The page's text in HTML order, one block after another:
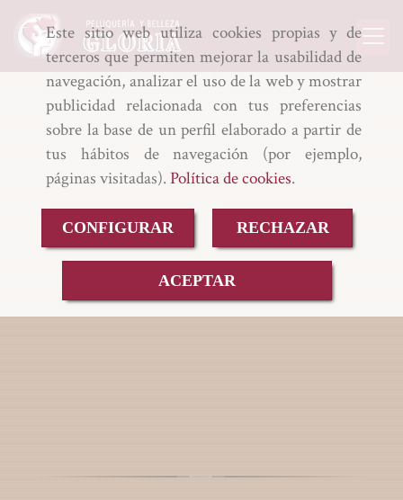
Este sitio web utiliza cookies propias y de
terceros que permiten mejorar la usabilidad de
navegación, analizar el uso de la web y mostrar
publicidad relacionada con tus preferencias
sobre la base de un perfil elaborado a partir de
tus hábitos de navegación (por ejemplo,
páginas visitadas). Política de cookies.
CONFIGURAR RECHAZAR
ACEPTAR